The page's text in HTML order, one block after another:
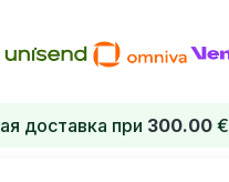
доставка при 300.00 €